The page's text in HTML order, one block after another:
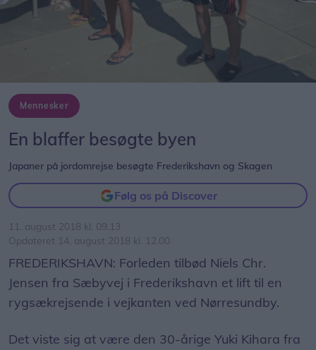
Mennesker
En blaffer besøgte byen
Japaner på jordomrejse besøgte Frederikshavn og Skagen
Følg os på Discover
11. august 2018 kl. 09.13
Opdateret 14. august 2018 kl. 12.00
FREDERIKSHAVN: Forleden tilbød Niels Chr.
Jensen fra Sæbyvej i Frederikshavn et lift til en
rygsækrejsende i vejkanten ved Nørresundby.
Det viste sig at være den 30-årige Yuki Kihara fra